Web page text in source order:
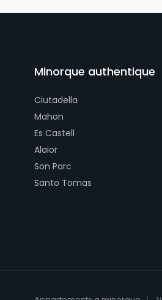
Minorque authentique
Ciutadella
Mahon
Es Castell
Alaior
Son Parc
Santo Tomas